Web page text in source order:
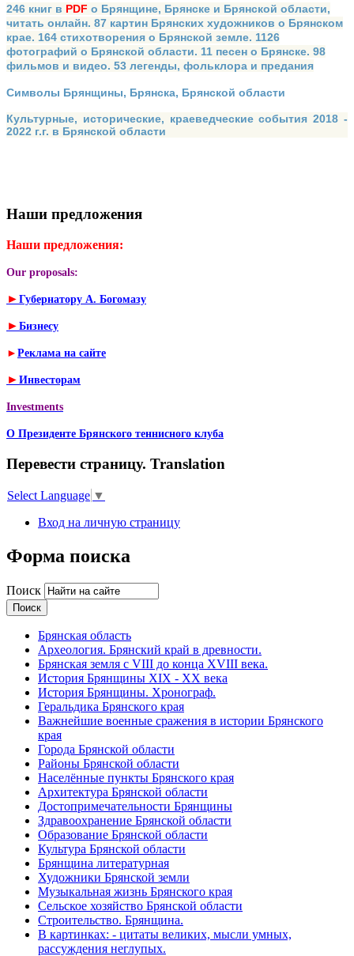
246 книг в PDF о Брянщине, Брянске и Брянской области,
читать онлайн. 87 картин Брянских художников о Брянском
крае. 164 стихотворения о Брянской земле. 1126
фотографий о Брянской области. 11 песен о Брянске. 98
фильмов и видео. 53 легенды, фольклора и предания
Символы Брянщины, Брянска, Брянской области
Культурные, исторические, краеведческие события 2018 -
2022 г.г. в Брянской области
Наши предложения
Наши предложения:
Our proposals:
► Губернатору А. Богомазу
► Бизнесу
► Реклама на сайте
► Инвесторам
Investments
О Президенте Брянского теннисного клуба
Перевести страницу. Translation
Select Language ▼
Вход на личную страницу
Форма поиска
Поиск
Брянская область
Археология. Брянский край в древности.
Брянская земля с VIII до конца XVIII века.
История Брянщины XIX - XX века
История Брянщины. Хронограф.
Геральдика Брянского края
Важнейшие военные сражения в истории Брянского
края
Города Брянской области
Районы Брянской области
Населённые пункты Брянского края
Архитектура Брянской области
Достопримечательности Брянщины
Здравоохранение Брянской области
Образование Брянской области
Культура Брянской области
Брянщина литературная
Художники Брянской земли
Музыкальная жизнь Брянского края
Сельское хозяйство Брянской области
Строительство. Брянщина.
В картинках: - цитаты великих, мысли умных,
рассуждения неглупых.